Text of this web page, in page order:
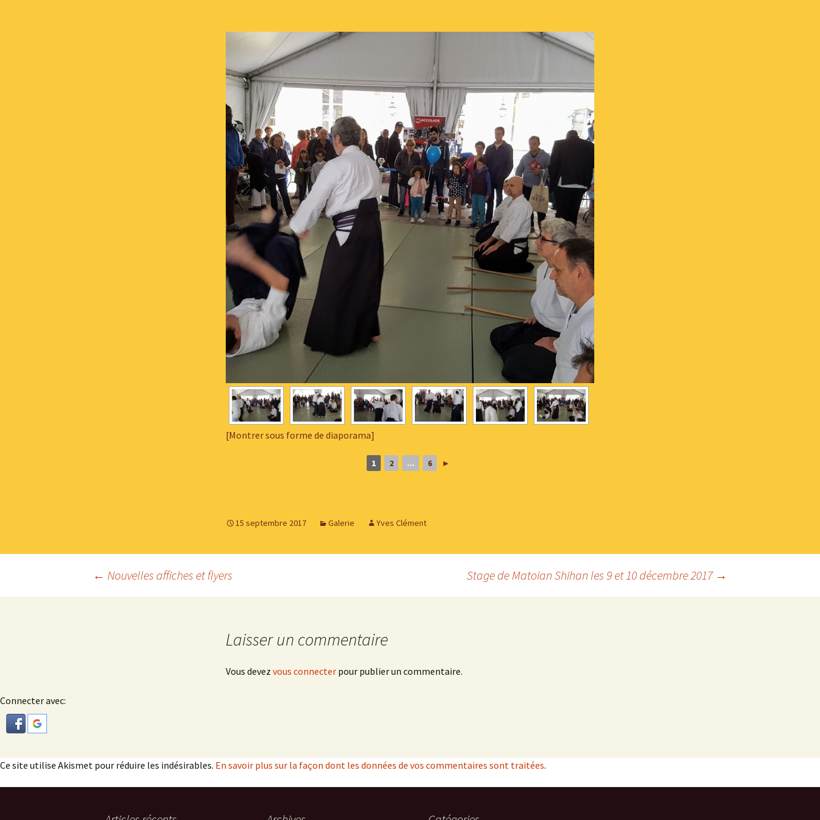
[Montrer sous forme de diaporama]
1 2 ... 6 ►
15 septembre 2017 Galerie Yves Clément
Navigation
← Nouvelles affiches et flyers Stage de Matoian Shihan les 9 et 10 décembre 2017 →
Laisser un commentaire
Vous devez vous connecter pour publier un commentaire.
Connecter avec:
Ce site utilise Akismet pour réduire les indésirables. En savoir plus sur la façon dont les données de vos commentaires sont traitées.